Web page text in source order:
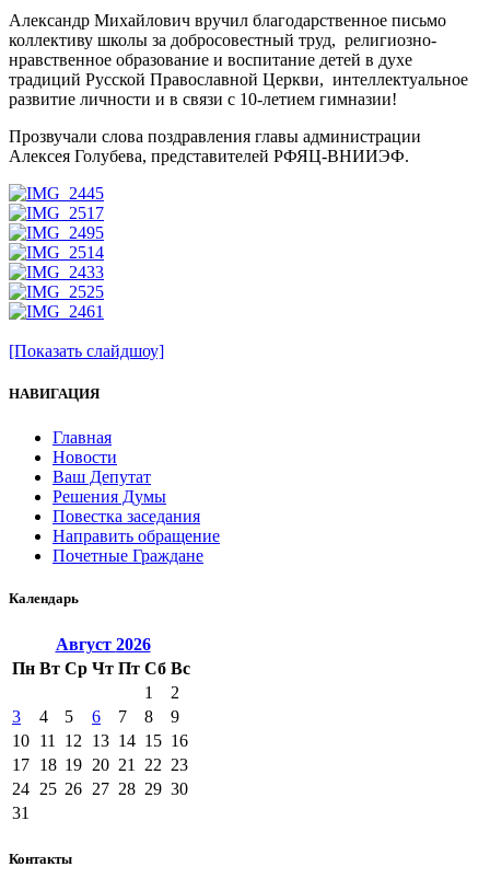
Александр Михайлович вручил благодарственное письмо
коллективу школы за добросовестный труд, религиозно-
нравственное образование и воспитание детей в духе
традиций Русской Православной Церкви, интеллектуальное
развитие личности и в связи с 10‑летием гимназии!
Прозвучали слова поздравления главы администрации
Алексея Голубева, представителей РФЯЦ-ВНИИЭФ.
[Показать слайдшоу]
НАВИГАЦИЯ
Главная
Новости
Ваш Депутат
Решения Думы
Повестка заседания
Направить обращение
Почетные Граждане
Календарь
Август 2026
Пн Вт Ср Чт Пт Сб Вс
1
2
3
4 5 6 7 8
9
10 11 12 13 14 15 16
17 18 19 20 21 22 23
24 25 26 27 28 29 30
31
Контакты